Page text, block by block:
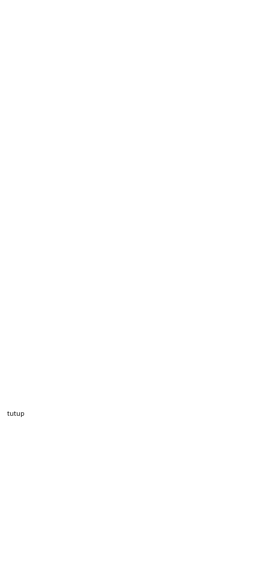
tutup